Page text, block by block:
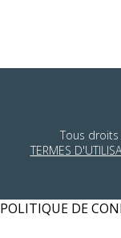
Tous
TERMES
POLITIQUE DE